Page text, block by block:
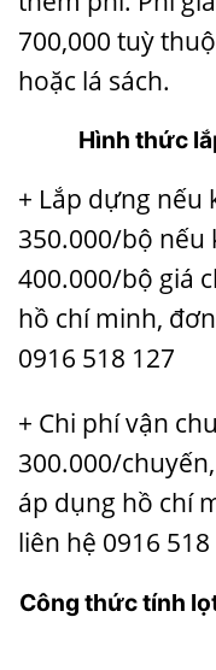
700,000 tuỳ
hoặc lá sách.
Hình thức
+ Lắp dựng nếu
350.000/bộ nếu
400.000/bộ giá
hồ chí minh,
0916 518 127
+ Chi phí vận
300.000/
áp dụng hồ chí
liên hệ 0916
Công thức tính